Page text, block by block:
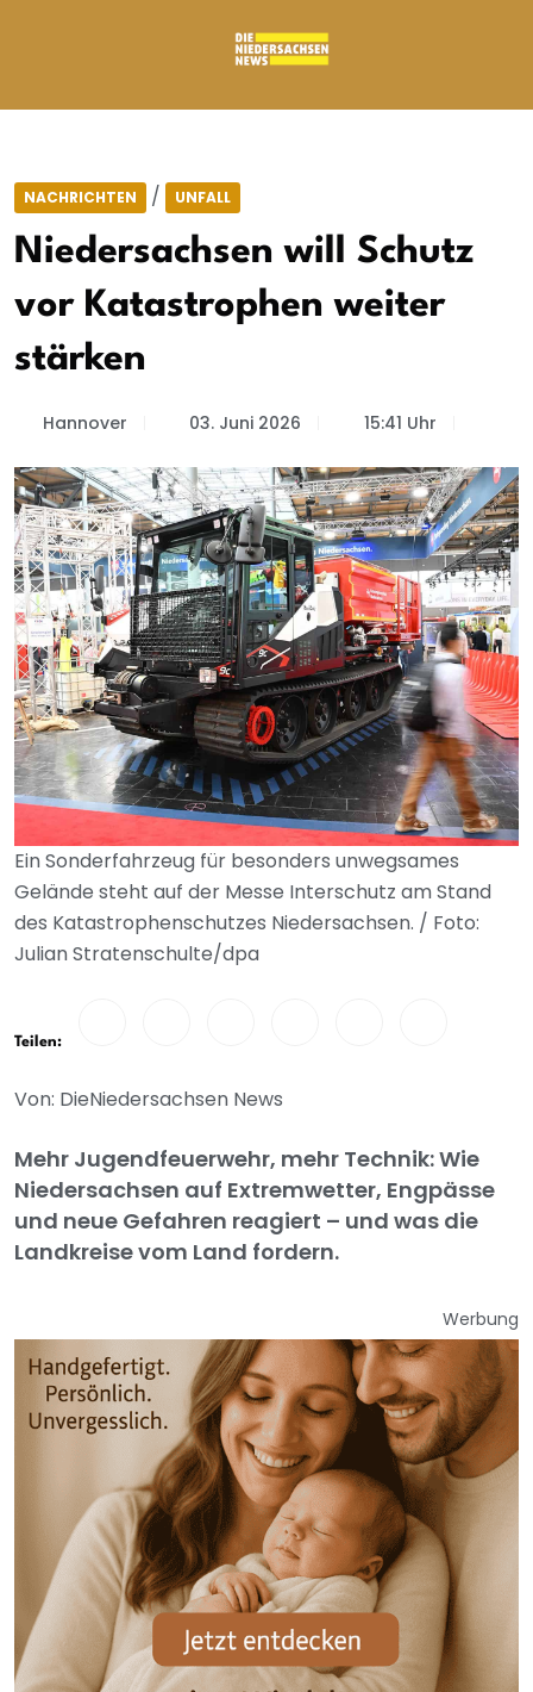
NACHRICHTEN / UNFALL
Niedersachsen will Schutz
vor Katastrophen weiter
stärken
Hannover 03. Juni 2026 15:41 Uhr
Ein Sonderfahrzeug für besonders unwegsames
Gelände steht auf der Messe Interschutz am Stand
des Katastrophenschutzes Niedersachsen. / Foto:
Julian Stratenschulte/dpa
Teilen:
Von: DieNiedersachsen News
Mehr Jugendfeuerwehr, mehr Technik: Wie
Niedersachsen auf Extremwetter, Engpässe
und neue Gefahren reagiert – und was die
Landkreise vom Land fordern.
Werbung